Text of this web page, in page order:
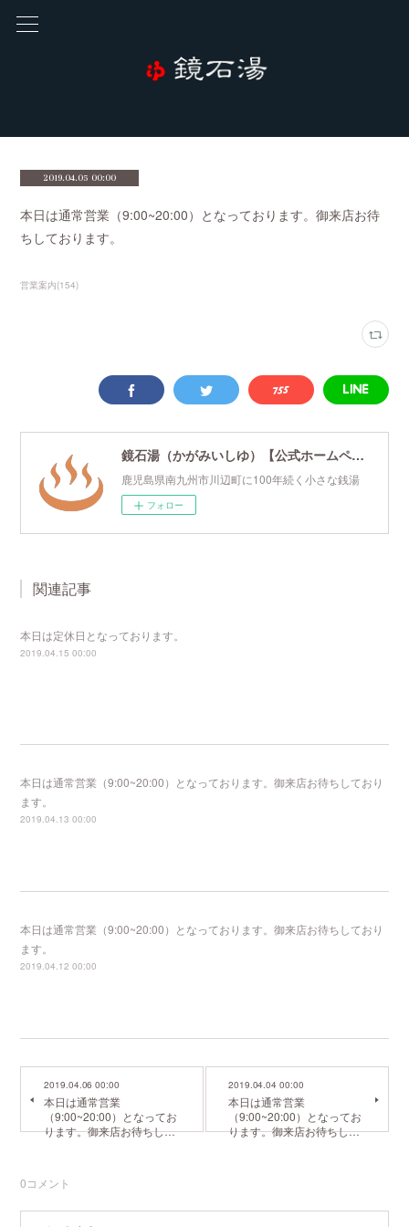
2019.04.05 00:00
本日は通常営業（9:00~20:00）となっております。御来店お待
ちしております。
営業案内(154)
鏡石湯（かがみいしゆ）【公式ホームページ】
鹿児島県南九州市川辺町に100年続く小さな銭湯
フォロー
関連記事
本日は定休日となっております。
2019.04.15 00:00
本日は通常営業（9:00~20:00）となっております。御来店お待ちしており
ます。
2019.04.13 00:00
本日は通常営業（9:00~20:00）となっております。御来店お待ちしており
ます。
2019.04.12 00:00
2019.04.06 00:00
本日は通常営業
（9:00~20:00）となってお
ります。御来店お待ちし…
2019.04.04 00:00
本日は通常営業
（9:00~20:00）となってお
ります。御来店お待ちし…
0コメント